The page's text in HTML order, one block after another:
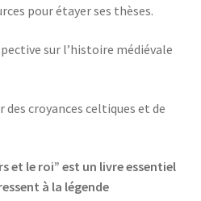
pour étayer ses thèses.
sur l’histoire médiévale
des croyances celtiques et de
et le roi” est un livre essentiel
à la légende